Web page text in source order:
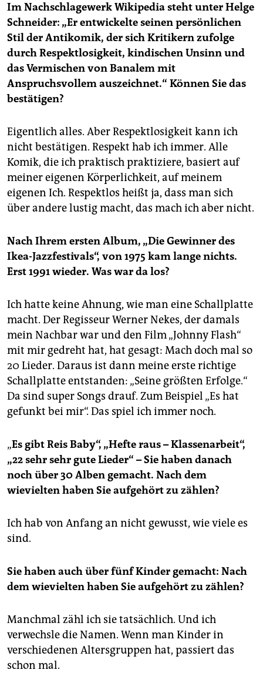
Im Nachschlagewerk Wikipedia steht unter Helge
Schneider: „Er entwickelte seinen persönlichen
Stil der Antikomik, der sich Kritikern zufolge
durch Respektlosigkeit, kindischen Unsinn und
das Vermischen von Banalem mit
Anspruchsvollem auszeichnet.“ Können Sie das
bestätigen?
Eigentlich alles. Aber Respektlosigkeit kann ich
nicht bestätigen. Respekt hab ich immer. Alle
Komik, die ich praktisch praktiziere, basiert auf
meiner eigenen Körperlichkeit, auf meinem
eigenen Ich. Respektlos heißt ja, dass man sich
über andere lustig macht, das mach ich aber nicht.
Nach Ihrem ersten Album, „Die Gewinner des
Ikea-Jazzfestivals“, von 1975 kam lange nichts.
Erst 1991 wieder. Was war da los?
Ich hatte keine Ahnung, wie man eine Schallplatte
macht. Der Regisseur Werner Nekes, der damals
mein Nachbar war und den Film „Johnny Flash“
mit mir gedreht hat, hat gesagt: Mach doch mal so
20 Lieder. Daraus ist dann meine erste richtige
Schallplatte entstanden: „Seine größten Erfolge.“
Da sind super Songs drauf. Zum Beispiel „Es hat
gefunkt bei mir“. Das spiel ich immer noch.
„Es gibt Reis Baby“, „Hefte raus – Klassenarbeit“,
„22 sehr sehr gute Lieder“ – Sie haben danach
noch über 30 Alben gemacht. Nach dem
wievielten haben Sie aufgehört zu zählen?
Ich hab von Anfang an nicht gewusst, wie viele es
sind.
Sie haben auch über fünf Kinder gemacht: Nach
dem wievielten haben Sie aufgehört zu zählen?
Manchmal zähl ich sie tatsächlich. Und ich
verwechsle die Namen. Wenn man Kinder in
verschiedenen Altersgruppen hat, passiert das
schon mal.